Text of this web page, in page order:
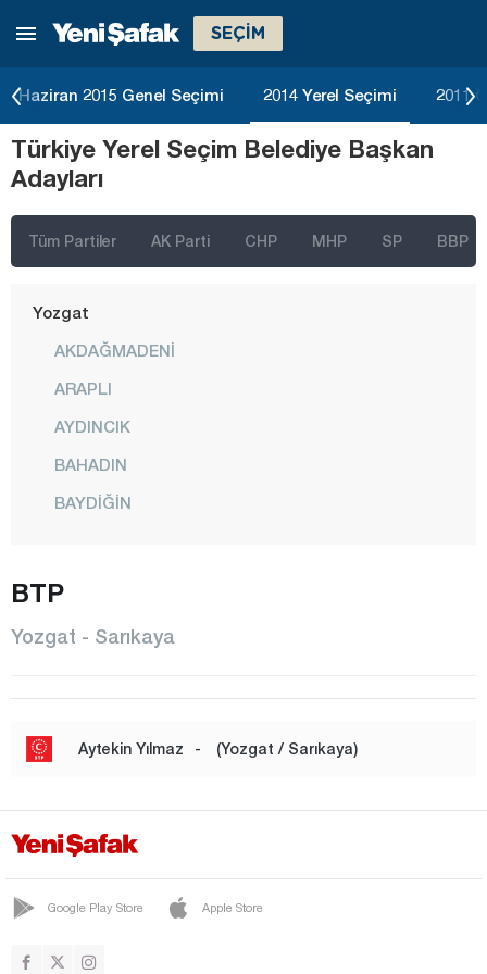
SEÇİM
Haziran 2015 Genel Seçimi 2014 Yerel Seçimi 2011
Türkiye Yerel Seçim Belediye Başkan
Adayları
Tüm Partiler AK Parti CHP MHP SP BBP
Tekirdağ
Tunceli
Uşak
Yalova
Yozgat
AKDAĞMADENİ
ARAPLI
AYDINCIK
BAHADIN
BAYDİĞİN
DOĞANKENT
EYMİR
GÜLŞEHRİ
HALIKÖY
KADIŞEHRİ
BTP
Yozgat - Sarıkaya
Aytekin Yılmaz - (Yozgat / Sarıkaya)
Google Play Store Apple Store